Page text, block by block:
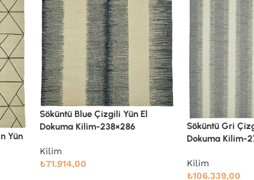
Söküntü Gri Çizgili Yün El
Kilim
Söküntü Mavi
Kilim